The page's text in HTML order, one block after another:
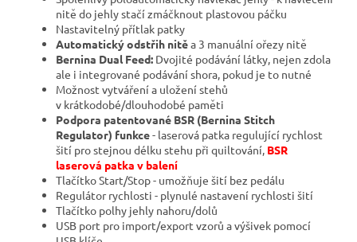
nitě do jehly stačí zmáčknout plastovou páčku
Nastavitelný přítlak patky
Automatický odstřih nitěa 3 manuální ořezy nitě
Bernina Dual Feed: Dvojité podávání látky, nejen zdola
ale i integrované podávání shora, pokud je to nutné
Možnost vytváření a uložení stehů
v krátkodobé/dlouhodobé paměti
Podpora patentované BSR (Bernina Stitch
Regulator) funkce- laserová patka regulující rychlost
šití pro stejnou délku stehu při quiltování, BSR
laserová patka v balení
Tlačítko Start/Stop - umožňuje šití bez pedálu
Regulátor rychlosti - plynulé nastavení rychlosti šití
Tlačítko polhy jehly nahoru/dolů
USB port pro import/export vzorů a výšivek pomocí